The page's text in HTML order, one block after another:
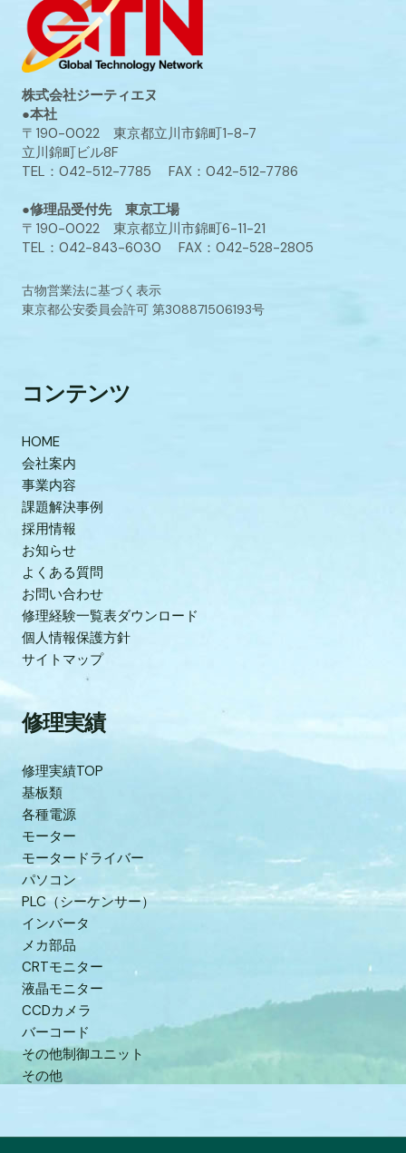
株式会社ジーティエヌ
●本社
〒190-0022 東京都立川市錦町1-8-7
立川錦町ビル8F
TEL：042-512-7785 FAX：042-512-7786
●修理品受付先 東京工場
〒190-0022 東京都立川市錦町6-11-21
TEL：042-843-6030 FAX：042-528-2805
古物営業法に基づく表示
東京都公安委員会許可 第308871506193号
コンテンツ
HOME
会社案内
事業内容
課題解決事例
採用情報
お知らせ
よくある質問
お問い合わせ
修理経験一覧表ダウンロード
個人情報保護方針
サイトマップ
修理実績
修理実績TOP
基板類
各種電源
モーター
モータードライバー
パソコン
PLC（シーケンサー）
インバータ
メカ部品
CRTモニター
液晶モニター
CCDカメラ
バーコード
その他制御ユニット
その他